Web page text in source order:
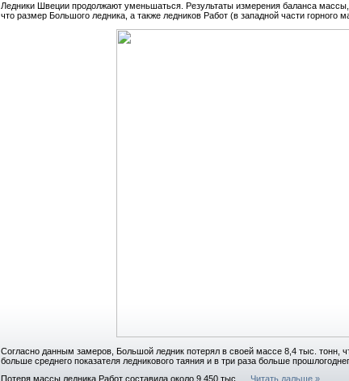
Ледники Швеции продолжают уменьшаться. Результаты измерения баланса
что размер Большого ледника, а также ледников Работ (в западной части
Согласно данным замеров, Большой ледник потерял в своей массе 8,4 тыс. тонн,
больше среднего показателя ледникового таяния и в три раза больше
Потеря массы ледника Работ составила около 9,450 тыс.
Читать дальше »